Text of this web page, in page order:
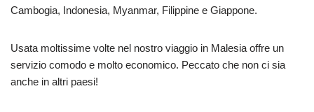
Cambogia, Indonesia, Myanmar, Filippine e Giappone.
Usata moltissime volte nel nostro viaggio in Malesia offre un
servizio comodo e molto economico. Peccato che non ci sia
anche in altri paesi!